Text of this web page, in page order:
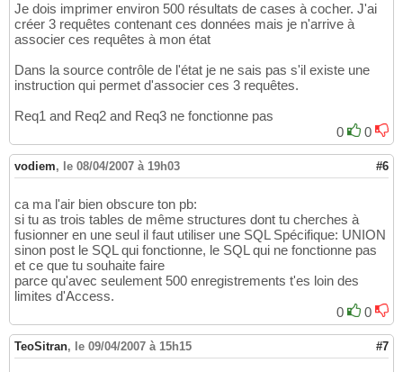
Je dois imprimer environ 500 résultats de cases à cocher. J'ai
créer 3 requêtes contenant ces données mais je n'arrive à
associer ces requêtes à mon état
Dans la source contrôle de l'état je ne sais pas s'il existe une
instruction qui permet d'associer ces 3 requêtes.
Req1 and Req2 and Req3 ne fonctionne pas
0
0
vodiem, le 08/04/2007 à 19h03 #6
ca ma l'air bien obscure ton pb:
si tu as trois tables de même structures dont tu cherches à
fusionner en une seul il faut utiliser une SQL Spécifique: UNION
sinon post le SQL qui fonctionne, le SQL qui ne fonctionne pas
et ce que tu souhaite faire
parce qu'avec seulement 500 enregistrements t'es loin des
limites d'Access.
0
0
TeoSitran, le 09/04/2007 à 15h15 #7